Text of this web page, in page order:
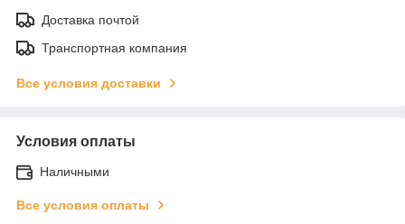
Доставка почтой
Транспортная компания
Все условия доставки
Условия оплаты
Наличными
Все условия оплаты